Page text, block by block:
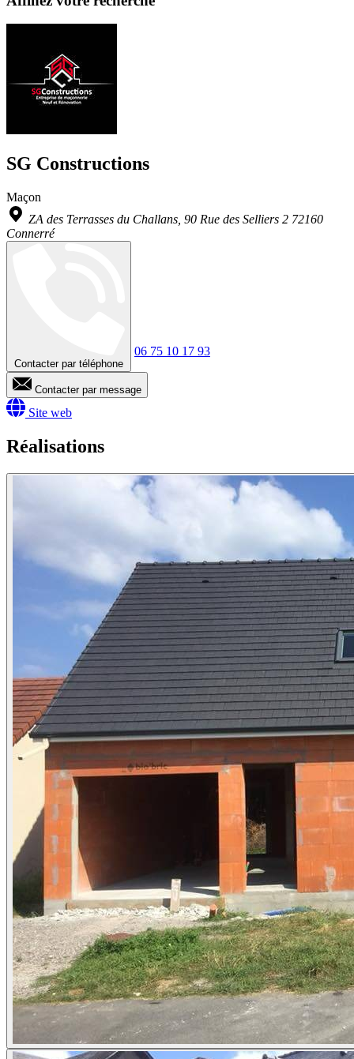
SG Constructions
Maçon
ZA des Terrasses du Challans, 90 Rue des Selliers 2 72160
Connerré
Contacter par téléphone
06 75 10 17 93
Contacter par message
Site web
Réalisations